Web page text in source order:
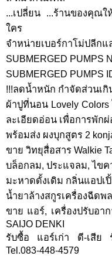
...เปลี่ยน ...ร้านของคุณใ
ใคร
จำหน่ายเบอร์กาโม่ปลีกแ
SUBMERGED PUMPS
SUBMERGED PUMPS
!!!ลดน้ำหนัก กำจัดส่วนเกิ
ผ้าปูที่นอน Lovely
ละเอียดอ่อน เพื่อการพัก
พร้อมส่ง ผงบุกสูตร 2
ขาย วิทยุสื่อสาร Walkie
บล็อกลม, ประแจลม, ไขค
มะหาดดั้งเดิม กลิ่นแอปเ
น้ำยาล้างสกูรเครื่องฉีดพ
ขาย แอร์, เครื่องปรับอาก
SAIJO DENKI
รับซื้อ แอร์เก่า ดี-เสีย
Tel.083-448-4579